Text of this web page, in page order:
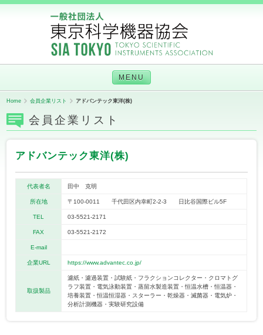
MENU
Home 会員企業リスト アドバンテック東洋(株)
会員企業リスト
アドバンテック東洋(株)
代表者名 田中 克明
所在地 〒100-0011 千代田区内幸町2-2-3 日比谷国際ビル5F
TEL 03-5521-2171
FAX 03-5521-2172
E-mail
企業URL https://www.advantec.co.jp/
取扱製品
濾紙・濾過装置・試験紙・フラクションコレクター・クロマトグ
ラフ装置・電気泳動装置・蒸留水製造装置・恒温水槽・恒温器・
培養装置・恒温恒湿器・スターラー・乾燥器・滅菌器・電気炉・
分析計測機器・実験研究設備